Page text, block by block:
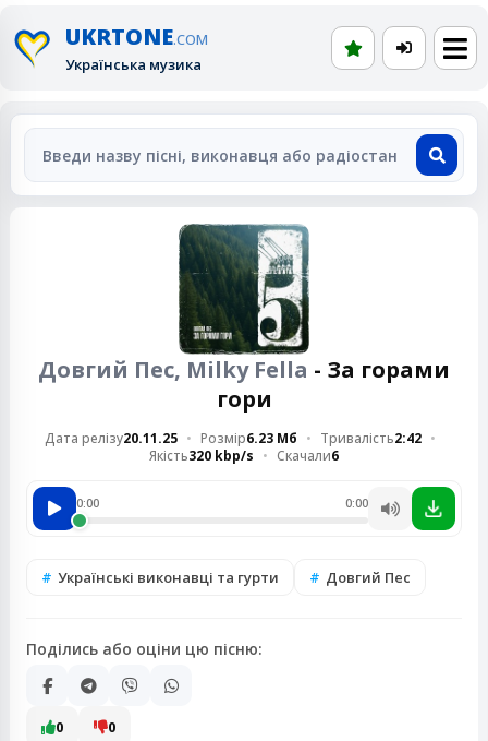
UKRTONE.COM
Українська музика
Довгий Пес, Milky Fella - За горами
гори
Дата релізу20.11.25 Розмір6.23 Мб Тривалість2:42
Якість320 kbp/s Скачали6
0:00 0:00
Українські виконавці та гурти Довгий Пес
Поділись або оціни цю пісню:
0 0